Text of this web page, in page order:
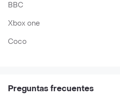
BBC
Xbox one
Coco
Preguntas frecuentes